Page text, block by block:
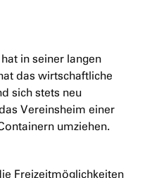
in seiner langen
das wirtschaftliche
sich stets neu
Vereinsheim einer
umziehen.
Freizeitmöglichkeiten